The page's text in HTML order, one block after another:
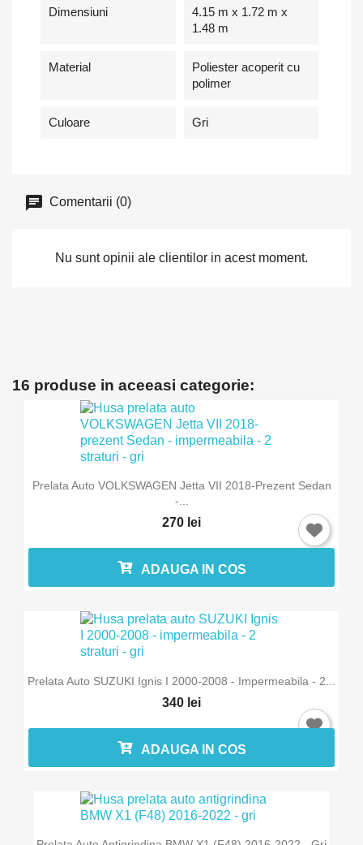
Dimensiuni
4.15 m x 1.72 m x
1.48 m
Material
Poliester acoperit cu
polimer
Culoare Gri
Comentarii (0)
Nu sunt opinii ale clientilor in acest moment.
16 produse in aceeasi categorie:
Prelata Auto VOLKSWAGEN Jetta VII 2018-Prezent Sedan
-...
270 lei
ADAUGA IN COS
Prelata Auto SUZUKI Ignis I 2000-2008 - Impermeabila - 2...
340 lei
ADAUGA IN COS